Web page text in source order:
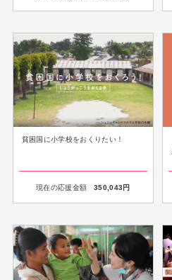
貧困国に小学校をおくりたい！
現在の応援金額 350,043円